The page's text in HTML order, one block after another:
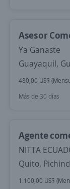
Asesor
Ya Ganaste
Guayaquil,
480,00 US$
Más de 30 días
Agente
NITTA
Quito,
1.100,00 US$